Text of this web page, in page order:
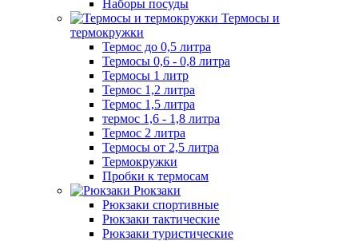
Наборы посуды
Термосы и
термокружки
Термос до 0,5 литра
Термосы 0,6 - 0,8 литра
Термосы 1 литр
Термос 1,2 литра
Термос 1,5 литра
термос 1,6 - 1,8 литра
Термос 2 литра
Термосы от 2,5 литра
Термокружки
Пробки к термосам
Рюкзаки
Рюкзаки спортивные
Рюкзаки тактические
Рюкзаки туристические